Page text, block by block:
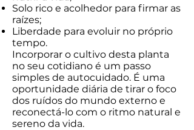
Solo rico e acolhedor para firmar as
raízes;
Liberdade para evoluir no próprio
tempo.
Incorporar o cultivo desta planta
no seu cotidiano é um passo
simples de autocuidado. É uma
oportunidade diária de tirar o foco
dos ruídos do mundo externo e
reconectá-lo com o ritmo natural e
sereno da vida.